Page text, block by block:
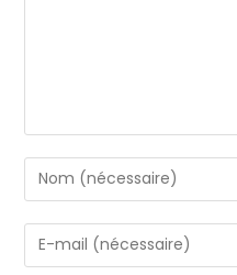
Enter
your
name
or
Enter
your